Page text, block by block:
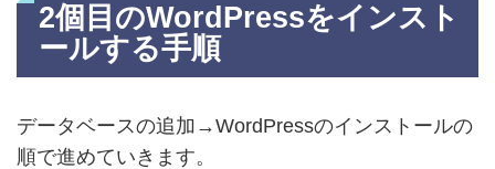
2個目のWordPressをインスト
ールする手順
データベースの追加→WordPressのインストールの
順で進めていきます。